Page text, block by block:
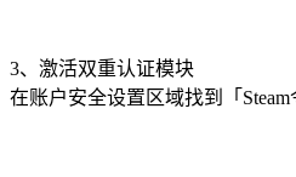
3、激活双重认证模块
在账户安全设置区域找到「